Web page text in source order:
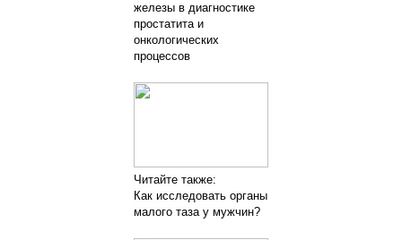
железы в диагностике
простатита и
онкологических
процессов
Читайте также:
Как исследовать органы
малого таза у мужчин?